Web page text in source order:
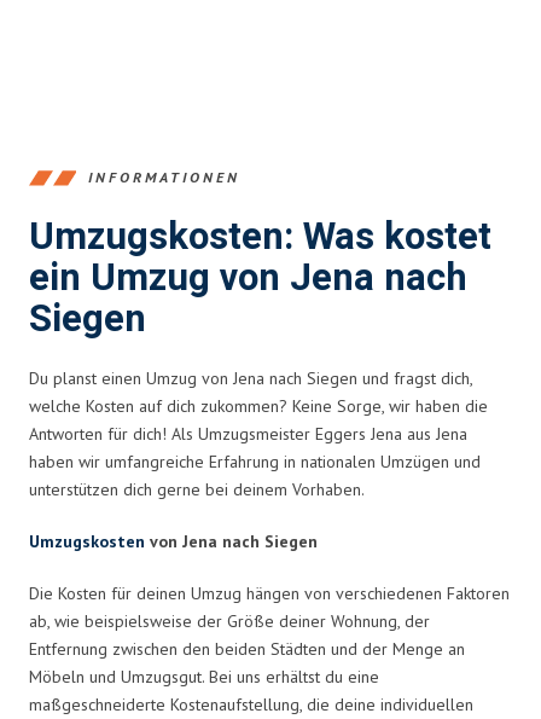
INFORMATIONEN
Umzugskosten: Was kostet
ein Umzug von Jena nach
Siegen
Du planst einen Umzug von Jena nach Siegen und fragst dich,
welche Kosten auf dich zukommen? Keine Sorge, wir haben die
Antworten für dich! Als Umzugsmeister Eggers Jena aus Jena
haben wir umfangreiche Erfahrung in nationalen Umzügen und
unterstützen dich gerne bei deinem Vorhaben.
Umzugskosten von Jena nach Siegen
Die Kosten für deinen Umzug hängen von verschiedenen Faktoren
ab, wie beispielsweise der Größe deiner Wohnung, der
Entfernung zwischen den beiden Städten und der Menge an
Möbeln und Umzugsgut. Bei uns erhältst du eine
maßgeschneiderte Kostenaufstellung, die deine individuellen